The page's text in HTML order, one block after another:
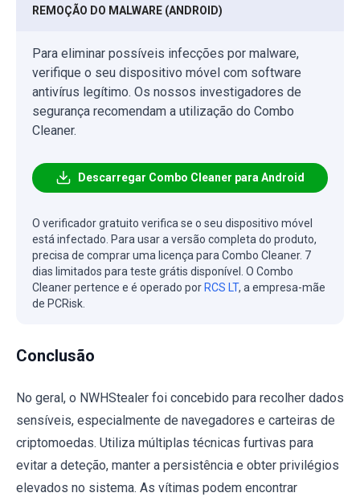
REMOÇÃO DO MALWARE (ANDROID)
Para eliminar possíveis infecções por malware,
verifique o seu dispositivo móvel com software
antivírus legítimo. Os nossos investigadores de
segurança recomendam a utilização do Combo
Cleaner.
Descarregar Combo Cleaner para Android
O verificador gratuito verifica se o seu dispositivo móvel
está infectado. Para usar a versão completa do produto,
precisa de comprar uma licença para Combo Cleaner. 7
dias limitados para teste grátis disponível. O Combo
Cleaner pertence e é operado por RCS LT, a empresa-mãe
de PCRisk.
Conclusão
No geral, o NWHStealer foi concebido para recolher dados
sensíveis, especialmente de navegadores e carteiras de
criptomoedas. Utiliza múltiplas técnicas furtivas para
evitar a deteção, manter a persistência e obter privilégios
elevados no sistema. As vítimas podem encontrar